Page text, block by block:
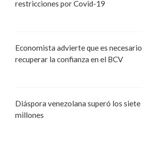
restricciones por Covid-19
Economista advierte que es necesario
recuperar la confianza en el BCV
Diáspora venezolana superó los siete
millones